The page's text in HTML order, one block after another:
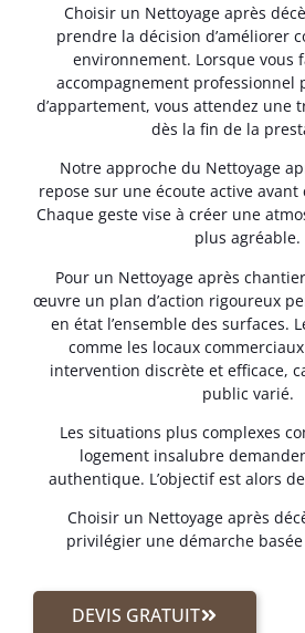
Choisir un Nettoyage après
prendre la décision d’améliorer
environnement. Lorsque vous
accompagnement professionnel
d’appartement, vous attendez une
dès la fin de la
Notre approche du Nettoyage
repose sur une écoute active
Chaque geste vise à créer une
plus agréable.
Pour un Nettoyage après
œuvre un plan d’action rigoureux
en état l’ensemble des surfaces.
comme les locaux
intervention discrète et efficace,
public varié.
Les situations plus complexes
logement insalubre
authentique. L’objectif est alors
Choisir un Nettoyage après
privilégier une démarche
DEVIS GRATUIT